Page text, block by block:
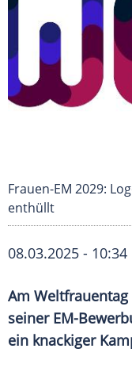
Frauen-EM 2029:
enthüllt
08.03.2025 -
Am
seiner EM-
ein knackiger